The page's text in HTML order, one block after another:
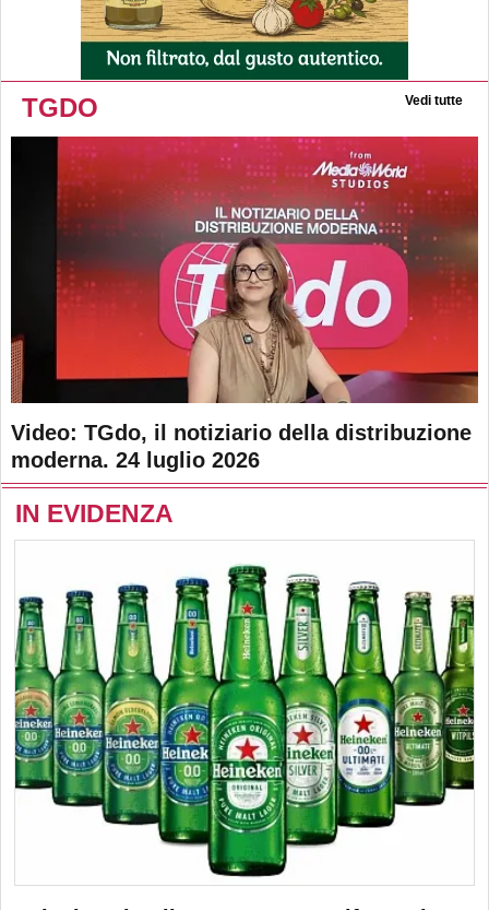
TGDO Vedi tutte
Video: TGdo, il notiziario della distribuzione
moderna. 24 luglio 2026
IN EVIDENZA